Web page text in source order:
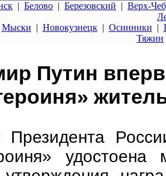
| Белово | Березовский | Верх-
Мыски | Новокузнецк| Осинники |
Тяжин
Путин
Президента